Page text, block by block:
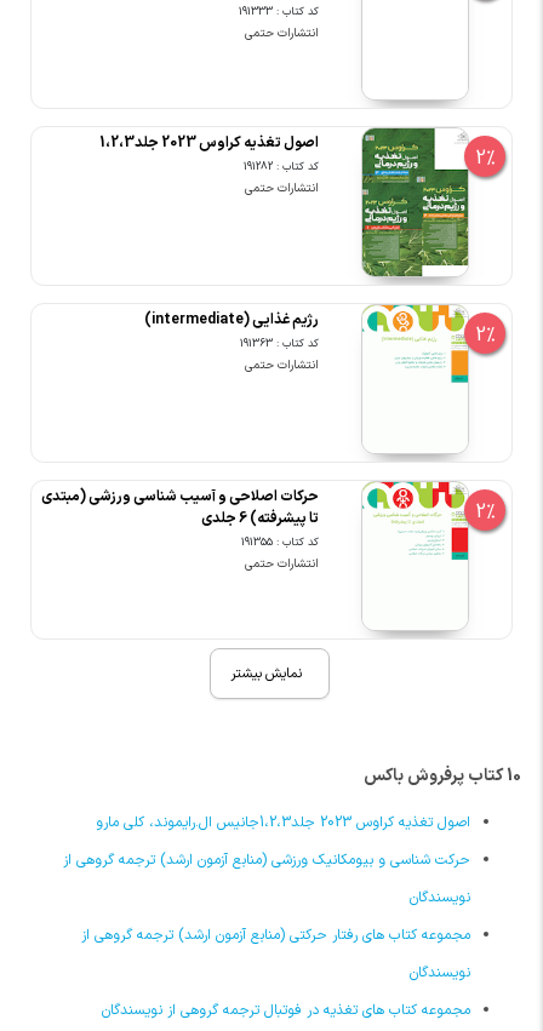
کد کتاب : 191333
انتشارات حتمی
2%
اصول تغذیه کراوس 2023 جلد1،2،3
کد کتاب : 191282
انتشارات حتمی
2%
رژیم غذایی (intermediate)
کد کتاب : 191363
انتشارات حتمی
2%
حرکات اصلاحی و آسیب شناسی ورزشی (مبتدی
تا پیشرفته) 6 جلدی
کد کتاب : 191355
انتشارات حتمی
نمایش بیشتر
10 کتاب پرفروش باکس
اصول تغذیه کراوس 2023 جلد1،2،3جانیس ال.رایموند، کلی مارو
حرکت شناسی و بیومکانیک ورزشی (منابع آزمون ارشد) ترجمه گروهی از
نویسندگان
مجموعه کتاب های رفتار حرکتی (منابع آزمون ارشد) ترجمه گروهی از
نویسندگان
مجموعه کتاب های تغذیه در فوتبال ترجمه گروهی از نویسندگان